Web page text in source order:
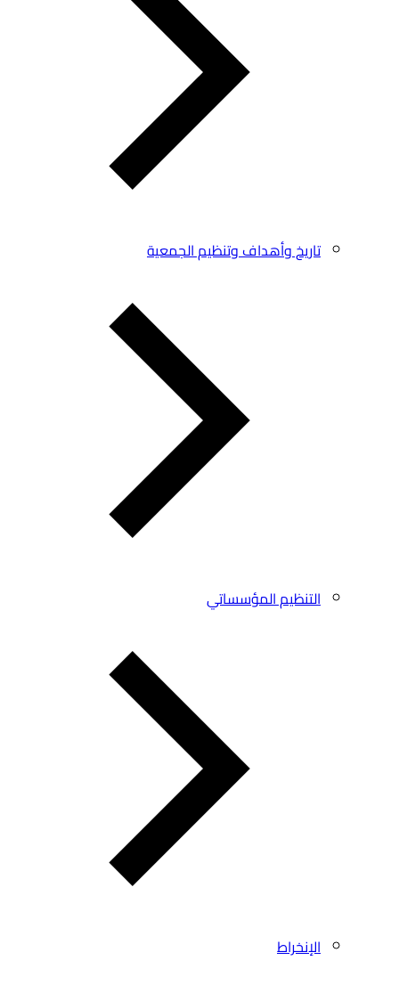
تاريخ وأهداف وتنظيم الجمعية
التنظيم المؤسساتي
الإنخراط